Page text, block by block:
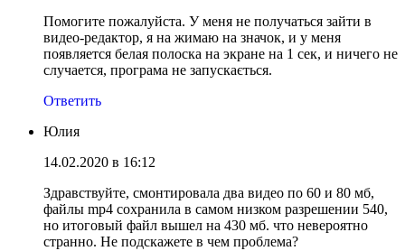
Помогите пожалуйста. У меня не получаться зайти в
видео-редактор, я на жимаю на значок, и у меня
появляется белая полоска на экране на 1 сек, и ничего не
случается, програма не запускається.
Ответить
Юлия
14.02.2020 в 16:12
Здравствуйте, смонтировала два видео по 60 и 80 мб,
файлы mp4 сохранила в самом низком разрешении 540,
но итоговый файл вышел на 430 мб. что невероятно
странно. Не подскажете в чем проблема?